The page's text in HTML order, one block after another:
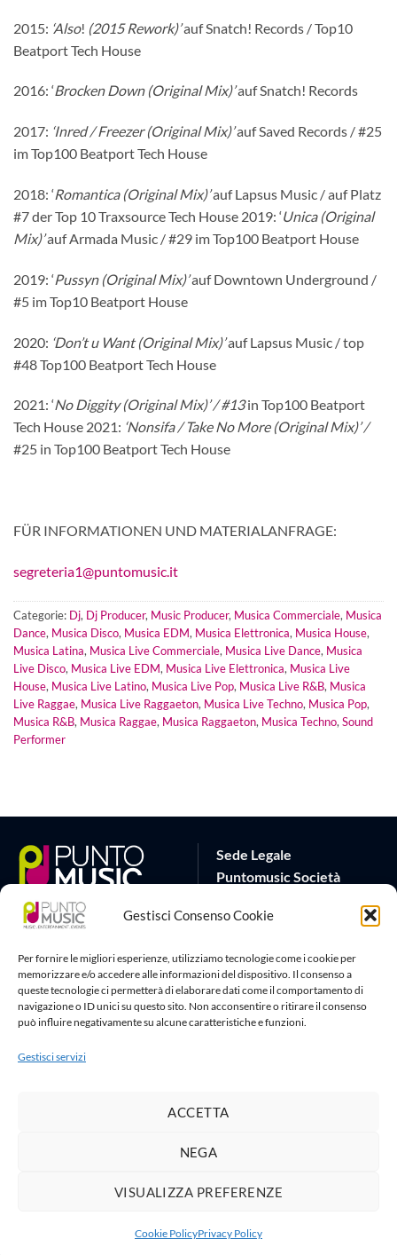
Gestisci Consenso Cookie
Per fornire le migliori esperienze, utilizziamo tecnologie come i cookie per
memorizzare e/o accedere alle informazioni del dispositivo. Il consenso a
queste tecnologie ci permetterà di elaborare dati come il comportamento di
navigazione o ID unici su questo sito. Non acconsentire o ritirare il consenso
può influire negativamente su alcune caratteristiche e funzioni.
Gestisci servizi
ACCETTA
NEGA
VISUALIZZA PREFERENZE
Cookie PolicyPrivacy Policy
2015: ‘Also! (2015 Rework)’auf Snatch! Records / Top10
Beatport Tech House
2016: ‘Brocken Down (Original Mix)’auf Snatch! Records
2017: ‘Inred / Freezer (Original Mix)’auf Saved Records / #25
im Top100 Beatport Tech House
2018: ‘Romantica (Original Mix)’auf Lapsus Music / auf Platz
#7 der Top 10 Traxsource Tech House 2019: ‘Unica (Original
Mix)’auf Armada Music / #29 im Top100 Beatport House
2019: ‘Pussyn (Original Mix)’auf Downtown Underground /
#5 im Top10 Beatport House
2020: ‘Don’t u Want (Original Mix)’auf Lapsus Music / top
#48 Top100 Beatport Tech House
2021: ‘No Diggity (Original Mix)’ / #13in Top100 Beatport
Tech House 2021: ‘Nonsifa / Take No More (Original Mix)’ /
#25 in Top100 Beatport Tech House
FÜR INFORMATIONEN UND MATERIALANFRAGE:
segreteria1@puntomusic.it
Categorie: Dj, Dj Producer, Music Producer, Musica Commerciale, Musica
Dance, Musica Disco, Musica EDM, Musica Elettronica, Musica House,
Musica Latina, Musica Live Commerciale, Musica Live Dance, Musica
Live Disco, Musica Live EDM, Musica Live Elettronica, Musica Live
House, Musica Live Latino, Musica Live Pop, Musica Live R&B, Musica
Live Raggae, Musica Live Raggaeton, Musica Live Techno, Musica Pop,
Musica R&B, Musica Raggae, Musica Raggaeton, Musica Techno, Sound
Performer
Sede Legale
Puntomusic Società
Via G.B. Rota 17
P.IVA 03795620982
Sede Operativa
via G.Puccini 22
25080 Padenghe sul Garda
Artlife Cloud
Copyright 2026 ©Puntomusic Società Cooperativa